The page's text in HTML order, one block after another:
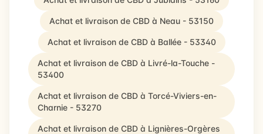
Achat et livraison de CBD à Neau - 53150
Achat et livraison de CBD à Ballée - 53340
Achat et livraison de CBD à Livré-la-Touche -
53400
Achat et livraison de CBD à Torcé-Viviers-en-
Charnie - 53270
Achat et livraison de CBD à Lignières-Orgères